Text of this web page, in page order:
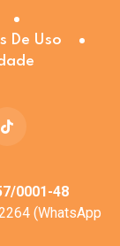
De Uso
0001-48
(WhatsApp